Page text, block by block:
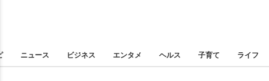
ニュース ビジネス エンタメ ヘルス 子育て ライフ